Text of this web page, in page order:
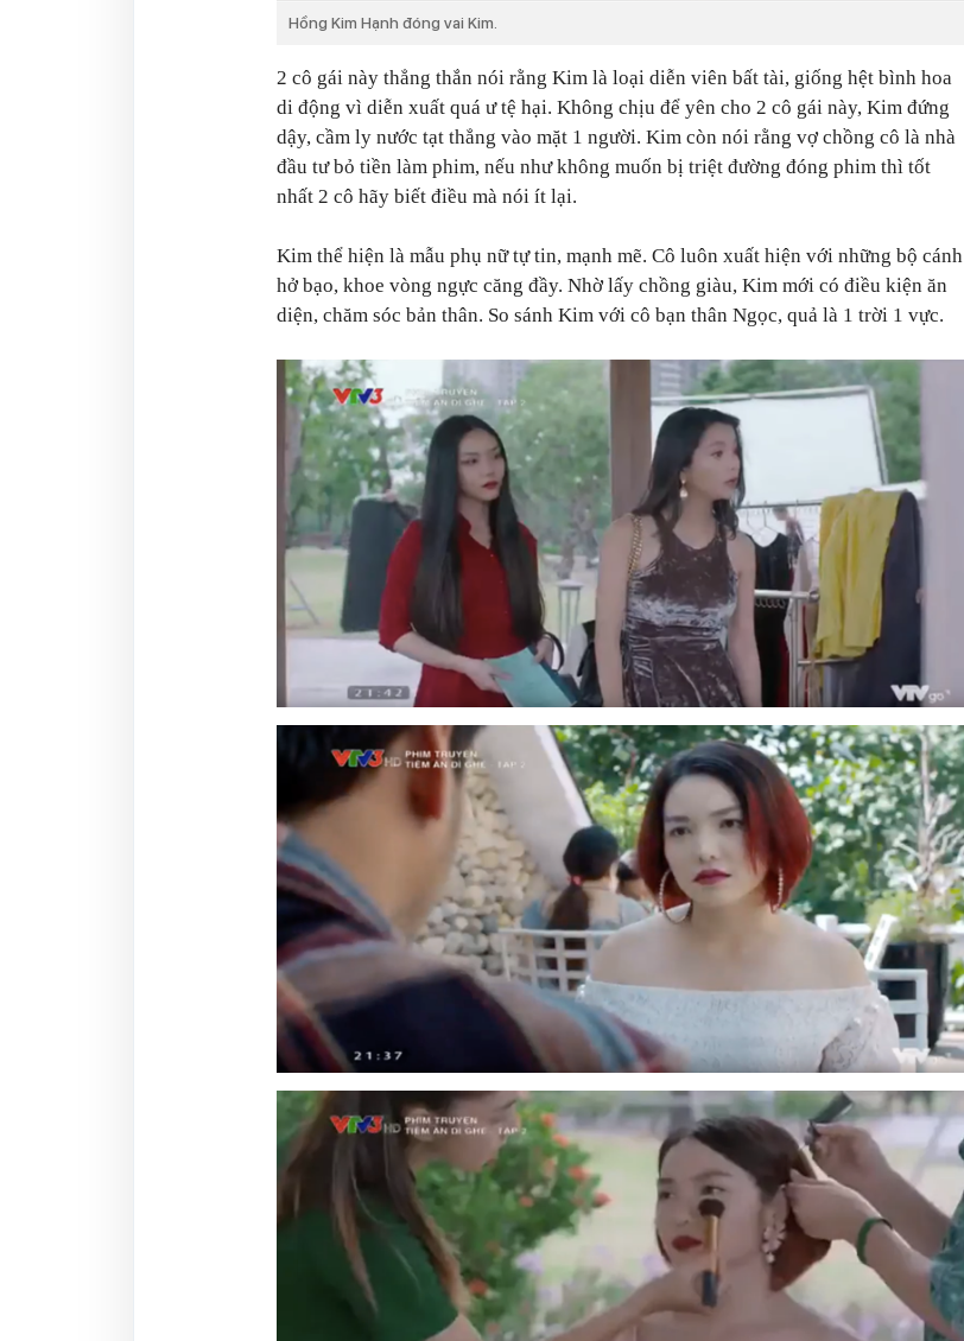
Hồng Kim Hạnh đóng vai Kim.
2 cô gái này thẳng thắn nói rằng Kim là loại diễn viên bất tài, giống hệt bình hoa
di động vì diễn xuất quá ư tệ hại. Không chịu để yên cho 2 cô gái này, Kim đứng
dậy, cầm ly nước tạt thẳng vào mặt 1 người. Kim còn nói rằng vợ chồng cô là nhà
đầu tư bỏ tiền làm phim, nếu như không muốn bị triệt đường đóng phim thì tốt
nhất 2 cô hãy biết điều mà nói ít lại.
Kim thể hiện là mẫu phụ nữ tự tin, mạnh mẽ. Cô luôn xuất hiện với những bộ cánh
hở bạo, khoe vòng ngực căng đầy. Nhờ lấy chồng giàu, Kim mới có điều kiện ăn
diện, chăm sóc bản thân. So sánh Kim với cô bạn thân Ngọc, quả là 1 trời 1 vực.